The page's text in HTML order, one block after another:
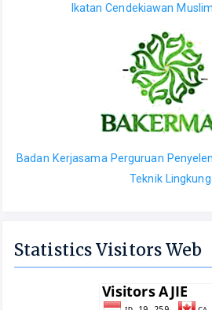
Ikatan Cendekiawan
Badan Kerjasama Perguruan
Teknik
Statistics Visitors Web